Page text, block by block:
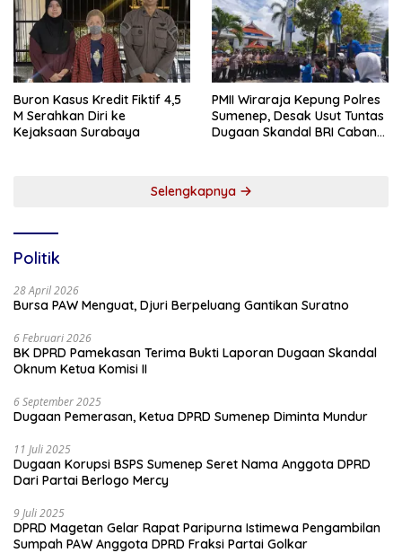
Buron Kasus Kredit Fiktif 4,5
M Serahkan Diri ke
Kejaksaan Surabaya
PMII Wiraraja Kepung Polres
Sumenep, Desak Usut Tuntas
Dugaan Skandal BRI Cabang
Selengkapnya
Politik
28 April 2026
Bursa PAW Menguat, Djuri Berpeluang Gantikan Suratno
6 Februari 2026
BK DPRD Pamekasan Terima Bukti Laporan Dugaan Skandal
Oknum Ketua Komisi II
6 September 2025
Dugaan Pemerasan, Ketua DPRD Sumenep Diminta Mundur
11 Juli 2025
Dugaan Korupsi BSPS Sumenep Seret Nama Anggota DPRD
Dari Partai Berlogo Mercy
9 Juli 2025
DPRD Magetan Gelar Rapat Paripurna Istimewa Pengambilan
Sumpah PAW Anggota DPRD Fraksi Partai Golkar